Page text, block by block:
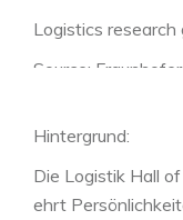
Logistics research
Source: Fraunhofer
Hintergrund:
Die Logistik Hall
ehrt